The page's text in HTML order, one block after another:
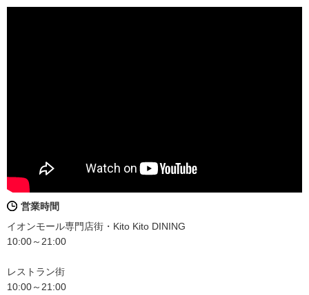
営業時間
イオンモール専門店街・Kito Kito DINING
10:00～21:00
レストラン街
10:00～21:00